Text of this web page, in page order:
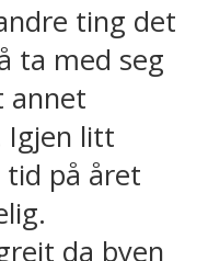
ting det
ta med seg
annet
Igjen litt
tid på året
da byen